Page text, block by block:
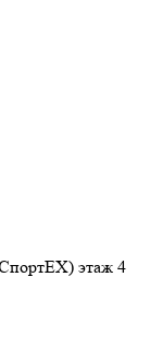
этаж 4